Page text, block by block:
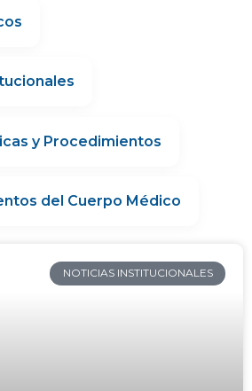
y Procedimientos
del Cuerpo Médico
NOTICIAS INSTITUCIONALES